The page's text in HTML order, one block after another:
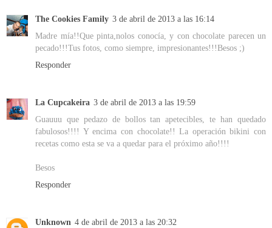
The Cookies Family 3 de abril de 2013 a las 16:14
Madre mía!!Que pinta,nolos conocía, y con chocolate parecen un
pecado!!!Tus fotos, como siempre, impresionantes!!!Besos ;)
Responder
La Cupcakeira 3 de abril de 2013 a las 19:59
Guauuu que pedazo de bollos tan apetecibles, te han quedado
fabulosos!!!! Y encima con chocolate!! La operación bikini con
recetas como esta se va a quedar para el próximo año!!!!
Besos
Responder
Unknown 4 de abril de 2013 a las 20:32